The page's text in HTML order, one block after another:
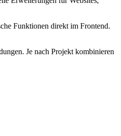
Funktionen direkt im Frontend.
Je nach Projekt kombinieren